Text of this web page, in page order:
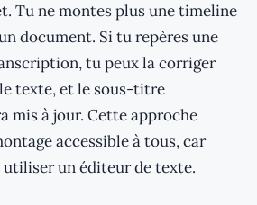
Tu ne montes plus une timeline
document. Si tu repères une
tu peux la corriger
texte, et le sous-titre
mis à jour. Cette approche
accessible à tous, car
un éditeur de texte.